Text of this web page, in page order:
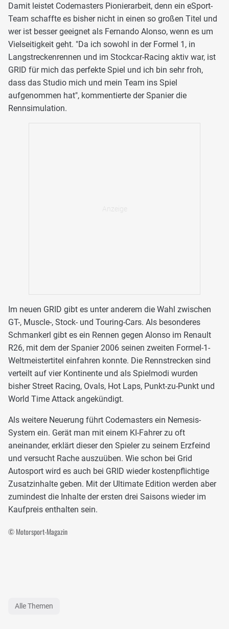
Damit leistet Codemasters Pionierarbeit, denn ein eSport-
Team schaffte es bisher nicht in einen so großen Titel und
wer ist besser geeignet als Fernando Alonso, wenn es um
Vielseitigkeit geht. "Da ich sowohl in der Formel 1, in
Langstreckenrennen und im Stockcar-Racing aktiv war, ist
GRID für mich das perfekte Spiel und ich bin sehr froh,
dass das Studio mich und mein Team ins Spiel
aufgenommen hat", kommentierte der Spanier die
Rennsimulation.
Im neuen GRID gibt es unter anderem die Wahl zwischen
GT-, Muscle-, Stock- und Touring-Cars. Als besonderes
Schmankerl gibt es ein Rennen gegen Alonso im Renault
R26, mit dem der Spanier 2006 seinen zweiten Formel-1-
Weltmeistertitel einfahren konnte. Die Rennstrecken sind
verteilt auf vier Kontinente und als Spielmodi wurden
bisher Street Racing, Ovals, Hot Laps, Punkt-zu-Punkt und
World Time Attack angekündigt.
Als weitere Neuerung führt Codemasters ein Nemesis-
System ein. Gerät man mit einem KI-Fahrer zu oft
aneinander, erklärt dieser den Spieler zu seinem Erzfeind
und versucht Rache auszuüben. Wie schon bei Grid
Autosport wird es auch bei GRID wieder kostenpflichtige
Zusatzinhalte geben. Mit der Ultimate Edition werden aber
zumindest die Inhalte der ersten drei Saisons wieder im
Kaufpreis enthalten sein.
© Motorsport-Magazin
Alle Themen